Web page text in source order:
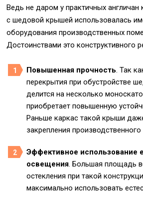
Ведь не даром у практичных англичан
с шедовой крышей использовалась
оборудования производственных
Достоинствами это конструктивного
Повышенная прочность. Так
перекрытия при обустройстве
делится на несколько
приобретает повышенную
Раньше каркас такой крыши
закрепления
Эффективное использование
освещения. Большая площадь
остекления при такой
максимально использовать